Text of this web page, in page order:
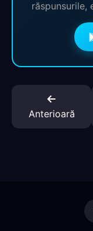
răspunsurile,
Anterioară